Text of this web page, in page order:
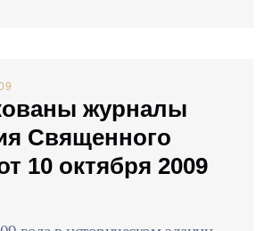
журналы
Священного
10 октября 2009